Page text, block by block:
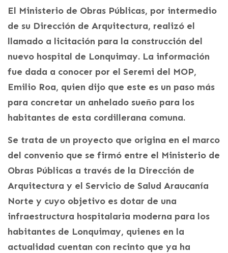
El Ministerio de Obras Públicas, por intermedio
de su Dirección de Arquitectura, realizó el
llamado a licitación para la construcción del
nuevo hospital de Lonquimay. La información
fue dada a conocer por el Seremi del MOP,
Emilio Roa, quien dijo que este es un paso más
para concretar un anhelado sueño para los
habitantes de esta cordillerana comuna.
Se trata de un proyecto que origina en el marco
del convenio que se firmó entre el Ministerio de
Obras Públicas a través de la Dirección de
Arquitectura y el Servicio de Salud Araucanía
Norte y cuyo objetivo es dotar de una
infraestructura hospitalaria moderna para los
habitantes de Lonquimay, quienes en la
actualidad cuentan con recinto que ya ha